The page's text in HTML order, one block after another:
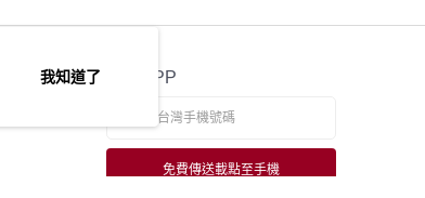
官方APP
免費傳送載點至手機
我知道了